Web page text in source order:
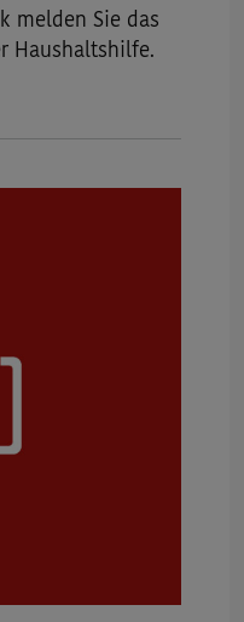
melden Sie das
Haushaltshilfe.